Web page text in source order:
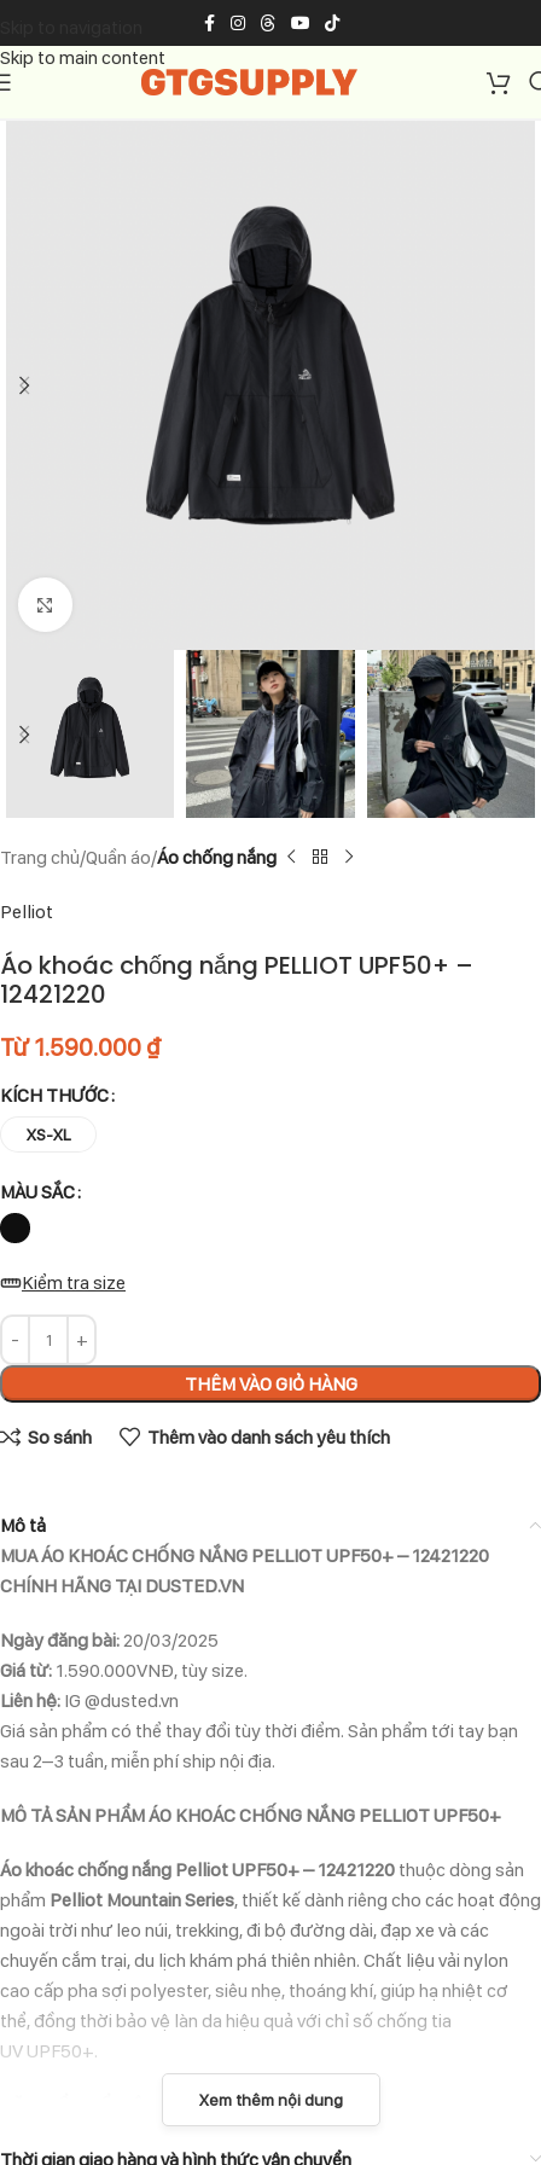
Skip to main content
Click to enlarge
Trang chủ Quần áo Áo chống nắng
Pelliot
Áo khoác chống nắng PELLIOT UPF50+ –
12421220
Từ1.590.000 ₫
KÍCH THƯỚC
XS-XL
MÀU SẮC
Kiểm tra size
THÊM VÀO GIỎ HÀNG
So sánh Thêm vào danh sách yêu thích
Mô tả
MUA ÁO KHOÁC CHỐNG NẮNG PELLIOT UPF50+ – 12421220
CHÍNH HÃNG TẠI DUSTED.VN
Ngày đăng bài:20/03/2025
Giá từ: 1.590.000VNĐ, tùy size.
Liên hệ: IG @dusted.vn
Giá sản phẩm có thể thay đổi tùy thời điểm. Sản phẩm tới tay bạn
sau 2–3 tuần, miễn phí ship nội địa.
MÔ TẢ SẢN PHẨM ÁO KHOÁC CHỐNG NẮNG PELLIOT UPF50+
Áo khoác chống nắng Pelliot UPF50+ – 12421220 thuộc dòng sản
phẩm Pelliot Mountain Series, thiết kế dành riêng cho các hoạt động
ngoài trời như leo núi, trekking, đi bộ đường dài, đạp xe và các
chuyến cắm trại, du lịch khám phá thiên nhiên. Chất liệu vải nylon
cao cấp pha sợi polyester, siêu nhẹ, thoáng khí, giúp hạ nhiệt cơ
thể, đồng thời bảo vệ làn da hiệu quả với chỉ số chống tia
UV UPF50+.
ĐẶC ĐIỂM NỔI BẬT CỦA ÁO KHOÁC CHỐNG NẮNG PELLIOT
Xem thêm nội dung
Thời gian giao hàng và hình thức vận chuyển